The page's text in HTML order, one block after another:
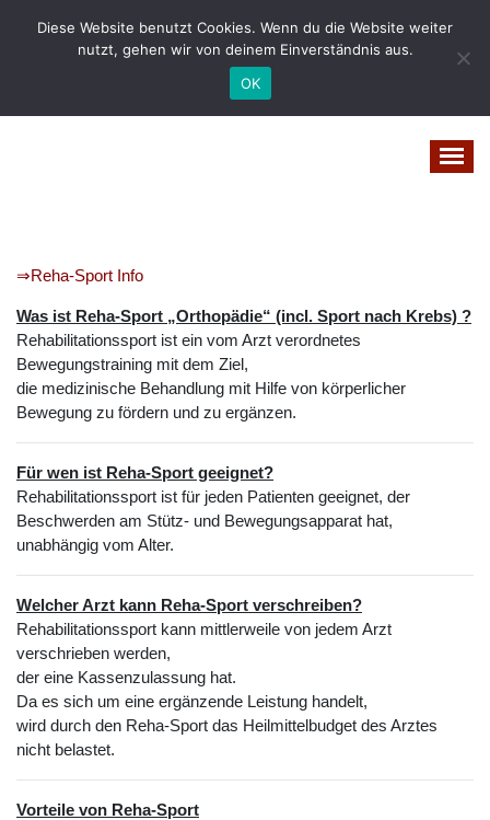
Inhalt
⇒Reha-Sport Info
Was ist Reha-Sport „Orthopädie“ (incl. Sport nach Krebs) ?
Rehabilitationssport ist ein vom Arzt verordnetes
Bewegungstraining mit dem Ziel,
die medizinische Behandlung mit Hilfe von körperlicher
Bewegung zu fördern und zu ergänzen.
Für wen ist Reha-Sport geeignet?
Rehabilitationssport ist für jeden Patienten geeignet, der
Beschwerden am Stütz- und Bewegungsapparat hat,
unabhängig vom Alter.
Welcher Arzt kann Reha-Sport verschreiben?
Rehabilitationssport kann mittlerweile von jedem Arzt
verschrieben werden,
der eine Kassenzulassung hat.
Da es sich um eine ergänzende Leistung handelt,
wird durch den Reha-Sport das Heilmittelbudget des Arztes
nicht belastet.
Vorteile von Reha-Sport
Diese Website benutzt Cookies. Wenn du die Website weiter
nutzt, gehen wir von deinem Einverständnis aus.
OK